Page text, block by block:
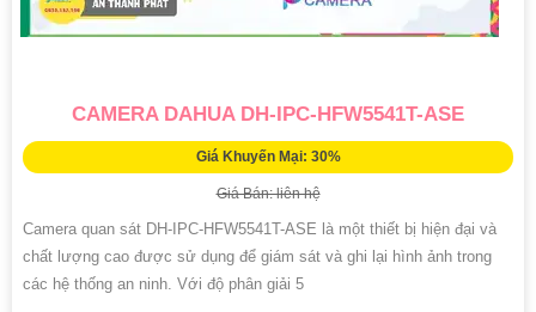
CAMERA DAHUA DH-IPC-HFW5541T-ASE
Giá Khuyến Mại: 30%
Giá Bán: liên hệ
Camera quan sát DH-IPC-HFW5541T-ASE là một thiết bị hiện đại và
chất lượng cao được sử dụng để giám sát và ghi lại hình ảnh trong
các hệ thống an ninh. Với độ phân giải 5